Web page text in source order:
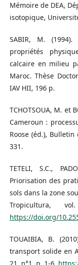
Mémoire de DEA,
isotopique,
SABIR, M.
propriétés
calcaire en milieu
Maroc. Thèse
IAV HII, 196 p.
TCHOTSOUA, M. et
Cameroun :
Roose (éd.),
331.
TETELI, S.C.,
Priorisation des
sols dans la zone
Tropicultura,
https://doi.org/
TOUAIBIA, B.
transport solide en